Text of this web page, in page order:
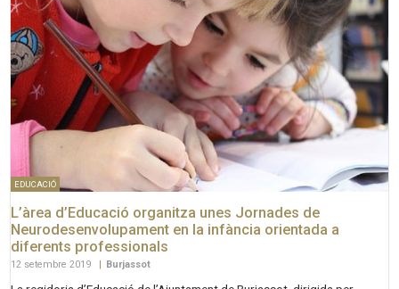
EDUCACIÓ
L’àrea d’Educació organitza unes Jornades de
Neurodesenvolupament en la infància orientada a
diferents professionals
12 setembre 2019 | Burjassot